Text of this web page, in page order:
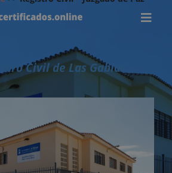
Civil de Las Gabias